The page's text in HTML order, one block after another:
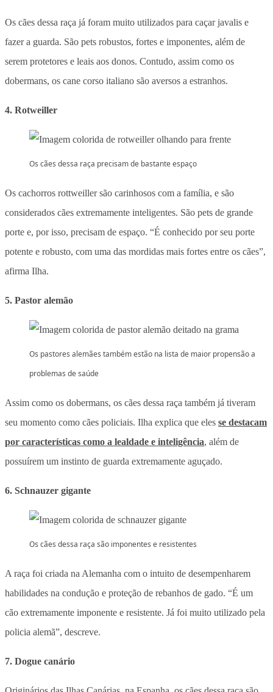
Os cães dessa raça já foram muito utilizados para caçar javalis e
fazer a guarda. São pets robustos, fortes e imponentes, além de
serem protetores e leais aos donos. Contudo, assim como os
dobermans, os cane corso italiano são aversos a estranhos.
4. Rotweiller
Os cães dessa raça precisam de bastante espaço
Os cachorros rottweiller são carinhosos com a família, e são
considerados cães extremamente inteligentes. São pets de grande
porte e, por isso, precisam de espaço. “É conhecido por seu porte
potente e robusto, com uma das mordidas mais fortes entre os cães”,
afirma Ilha.
5. Pastor alemão
Os pastores alemães também estão na lista de maior propensão a
problemas de saúde
Assim como os dobermans, os cães dessa raça também já tiveram
seu momento como cães policiais. Ilha explica que eles se destacam
por características como a lealdade e inteligência, além de
possuírem um instinto de guarda extremamente aguçado.
6. Schnauzer gigante
Os cães dessa raça são imponentes e resistentes
A raça foi criada na Alemanha com o intuito de desempenharem
habilidades na condução e proteção de rebanhos de gado. “É um
cão extremamente imponente e resistente. Já foi muito utilizado pela
policia alemã”, descreve.
7. Dogue canário